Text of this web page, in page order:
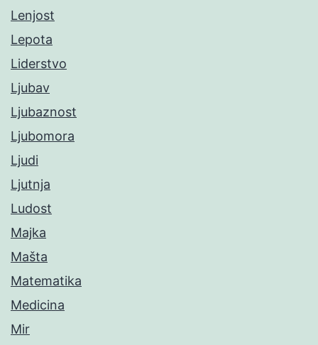
Lenjost
Lepota
Liderstvo
Ljubav
Ljubaznost
Ljubomora
Ljudi
Ljutnja
Ludost
Majka
Mašta
Matematika
Medicina
Mir